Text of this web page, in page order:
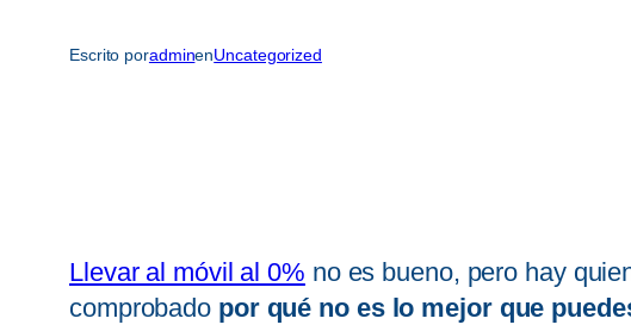
Escrito poradminenUncategorized
Llevar al móvil al 0% no es bueno, pero hay
comprobado por qué no es lo mejor que